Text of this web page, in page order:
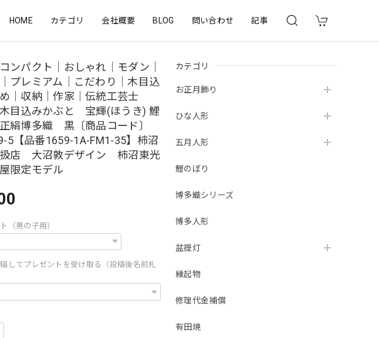
HOME カテゴリ 会社概要 BLOG 問い合わせ 記事
カテゴリ
お正月飾り
ひな人形
五月人形
鯉のぼり
博多織シリーズ
博多人形
盆提灯
縁起物
修理代金補償
有田焼
ンパクト｜おしゃれ｜モダン｜
プレミアム｜こだわり｜木目込
｜収納｜作家｜伝統工芸士
木目込みかぶと 宝輝(ほうき) 鯉
絹博多織 黒〔商品コード〕
5【品番1659-1A-FM1-35】柿沼
扱店 大沼敦デザイン 柿沼東光
限定モデル
（男の子用）
してプレゼントを受け取る（投稿後名前札